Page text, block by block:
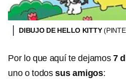
DIBUJO DE HELLO KITTY
Por lo que aquí te dejamos7
uno o todossus amigos: